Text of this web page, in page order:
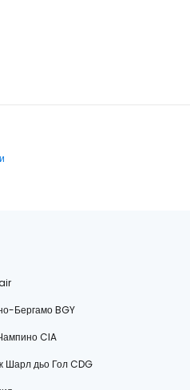
Бергамо BGY
CIA
Шарл дьо Гол CDG